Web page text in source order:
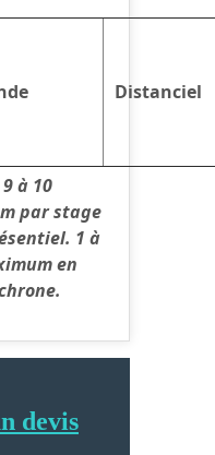
Distanciel
à 10
par stage
1 à
en
devis